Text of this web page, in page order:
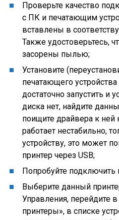
Проверьте качество
с ПК и печатающим
вставлены в
Также удостоверьтесь,
засорены пылью;
Установите
печатающего
достаточно запустить и
диска нет, найдите
поищите драйвера к ней
работает нестабильно,
устройству, это может
принтер через USB;
Попробуйте подключить
Выберите данный
Управления, перейдите
принтеры», в списке